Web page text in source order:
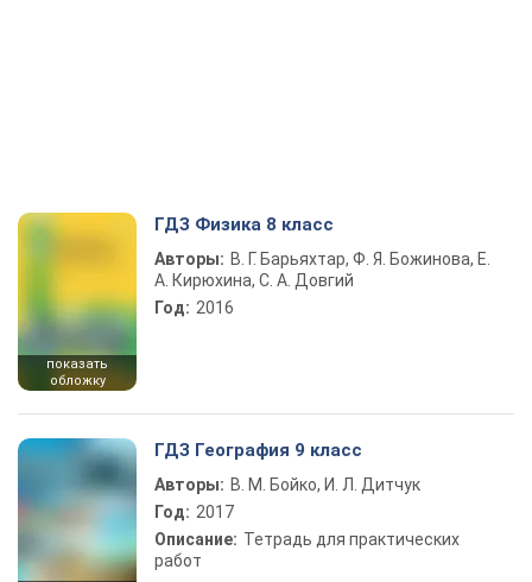
показать
обложку
ГДЗ Физика 8 класс
Авторы: В. Г. Барьяхтар, Ф. Я. Божинова, Е.
А. Кирюхина, С. А. Довгий
Год: 2016
ГДЗ География 9 класс
Авторы: В. М. Бойко, И. Л. Дитчук
Год: 2017
Описание: Тетрадь для практических
работ